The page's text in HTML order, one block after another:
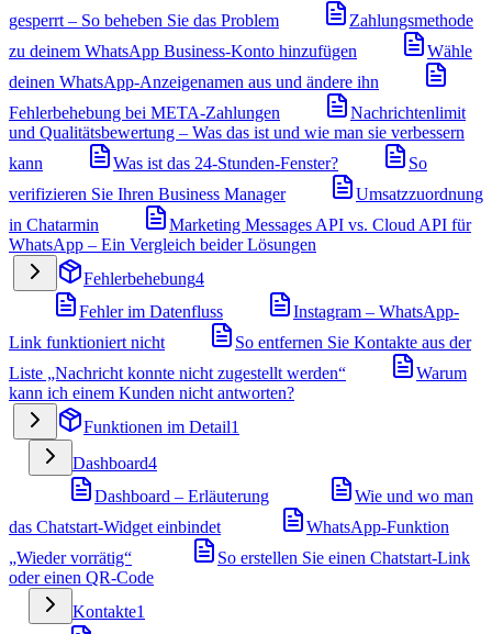
gesperrt – So beheben Sie das Problem
Zahlungsmethode
zu deinem WhatsApp Business-Konto hinzufügen
Wähle
deinen WhatsApp-Anzeigenamen aus und ändere ihn
Fehlerbehebung bei META-Zahlungen
Nachrichtenlimit
und Qualitätsbewertung – Was das ist und wie man sie verbessern
kann
Was ist das 24-Stunden-Fenster?
So
verifizieren Sie Ihren Business Manager
Umsatzzuordnung
in Chatarmin
Marketing Messages API vs. Cloud API für
WhatsApp – Ein Vergleich beider Lösungen
Fehlerbehebung4
Fehler im Datenfluss
Instagram – WhatsApp-
Link funktioniert nicht
So entfernen Sie Kontakte aus der
Liste „Nachricht konnte nicht zugestellt werden“
Warum
kann ich einem Kunden nicht antworten?
Funktionen im Detail1
Dashboard4
Dashboard – Erläuterung
Wie und wo man
das Chatstart-Widget einbindet
WhatsApp-Funktion
„Wieder vorrätig“
So erstellen Sie einen Chatstart-Link
oder einen QR-Code
Kontakte1